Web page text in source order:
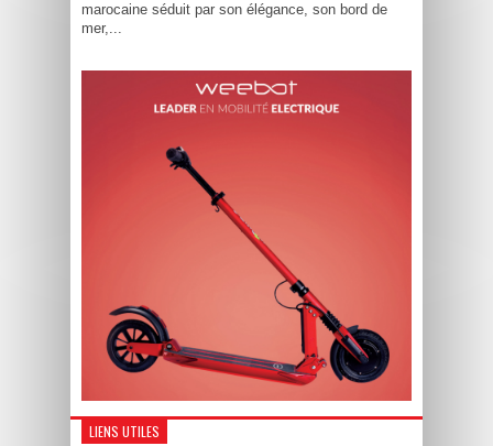
marocaine séduit par son élégance, son bord de
mer,...
LIENS UTILES